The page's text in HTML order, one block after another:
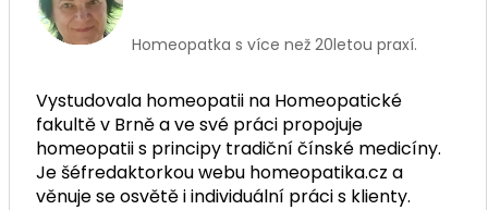
Homeopatka s více než 20letou praxí.
Vystudovala homeopatii na Homeopatické
fakultě v Brně a ve své práci propojuje
homeopatii s principy tradiční čínské medicíny.
Je šéfredaktorkou webu homeopatika.cz a
věnuje se osvětě i individuální práci s klienty.